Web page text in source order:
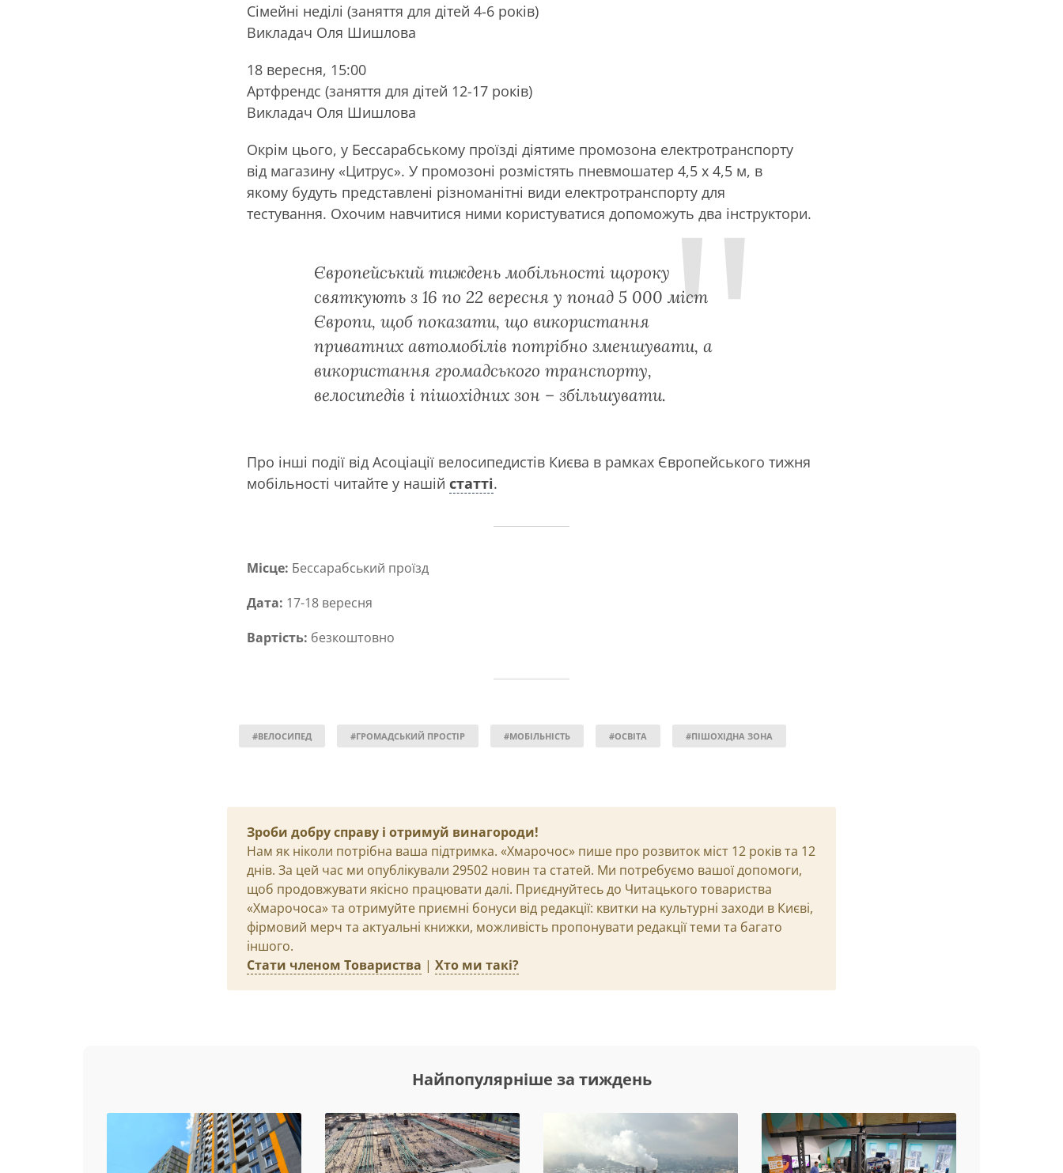
Сімейні неділі (заняття для дітей 4-6 років)
Викладач Оля Шишлова
18 вересня, 15:00
Артфрендс (заняття для дітей 12-17 років)
Викладач Оля Шишлова
Окрім цього, у Бессарабському проїзді діятиме промозона електротранспорту
від магазину «Цитрус». У промозоні розмістять пневмошатер 4,5 х 4,5 м, в
якому будуть представлені різноманітні види електротранспорту для
тестування. Охочим навчитися ними користуватися допоможуть два інструктори.
Європейський тиждень мобільності щороку
святкують з 16 по 22 вересня у понад 5 000 міст
Європи, щоб показати, що використання
приватних автомобілів потрібно зменшувати, а
використання громадського транспорту,
велосипедів і пішохідних зон – збільшувати.
Про інші події від Асоціації велосипедистів Києва в рамках Європейського тижня
мобільності читайте у нашій статті.
Місце: Бессарабський проїзд
Дата: 17-18 вересня
Вартість: безкоштовно
#ВЕЛОСИПЕД #ГРОМАДСЬКИЙ ПРОСТІР #МОБІЛЬНІСТЬ #ОСВІТА #ПІШОХІДНА ЗОНА
Зроби добру справу і отримуй винагороди!
Нам як ніколи потрібна ваша підтримка. «Хмарочос» пише про розвиток міст 12 років та 12
днів. За цей час ми опублікували 29502 новин та статей. Ми потребуємо вашої допомоги,
щоб продовжувати якісно працювати далі. Приєднуйтесь до Читацького товариства
«Хмарочоса» та отримуйте приємні бонуси від редакції: квитки на культурні заходи в Києві,
фірмовий мерч та актуальні книжки, можливість пропонувати редакції теми та багато
іншого.
Стати членом Товариства | Хто ми такі?
Найпопулярніше за тиждень